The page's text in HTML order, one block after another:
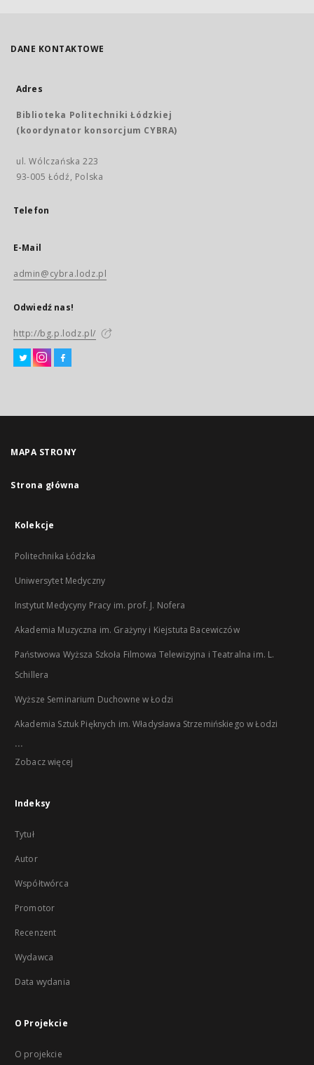
DANE KONTAKTOWE
Adres
Biblioteka Politechniki Łódzkiej
(koordynator konsorcjum CYBRA)
ul. Wólczańska 223
93-005 Łódź, Polska
Telefon
E-Mail
admin@cybra.lodz.pl
Odwiedź nas!
http://bg.p.lodz.pl/
MAPA STRONY
Strona główna
Kolekcje
Politechnika Łódzka
Uniwersytet Medyczny
Instytut Medycyny Pracy im. prof. J. Nofera
Akademia Muzyczna im. Grażyny i Kiejstuta Bacewiczów
Państwowa Wyższa Szkoła Filmowa Telewizyjna i Teatralna im. L.
Schillera
Wyższe Seminarium Duchowne w Łodzi
Akademia Sztuk Pięknych im. Władysława Strzemińskiego w Łodzi
...
Zobacz więcej
Indeksy
Tytuł
Autor
Współtwórca
Promotor
Recenzent
Wydawca
Data wydania
O Projekcie
O projekcie